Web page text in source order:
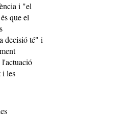
i "el
que el
decisió té" i
i les